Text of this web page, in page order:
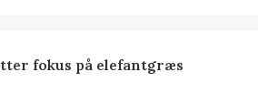
fokus på elefantgræs